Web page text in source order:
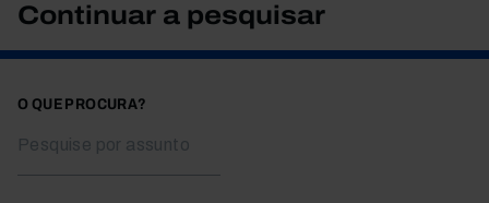
Continuar a pesquisar
O QUE PROCURA?